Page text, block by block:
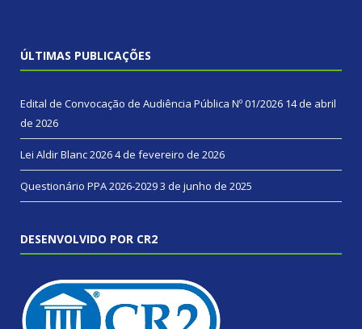
ÚLTIMAS PUBLICAÇÕES
Edital de Convocação de Audiência Pública Nº 01/2026 14 de abril
de 2026
Lei Aldir Blanc 20264 de fevereiro de 2026
Questionário PPA 2026-20293 de junho de 2025
DESENVOLVIDO POR CR2